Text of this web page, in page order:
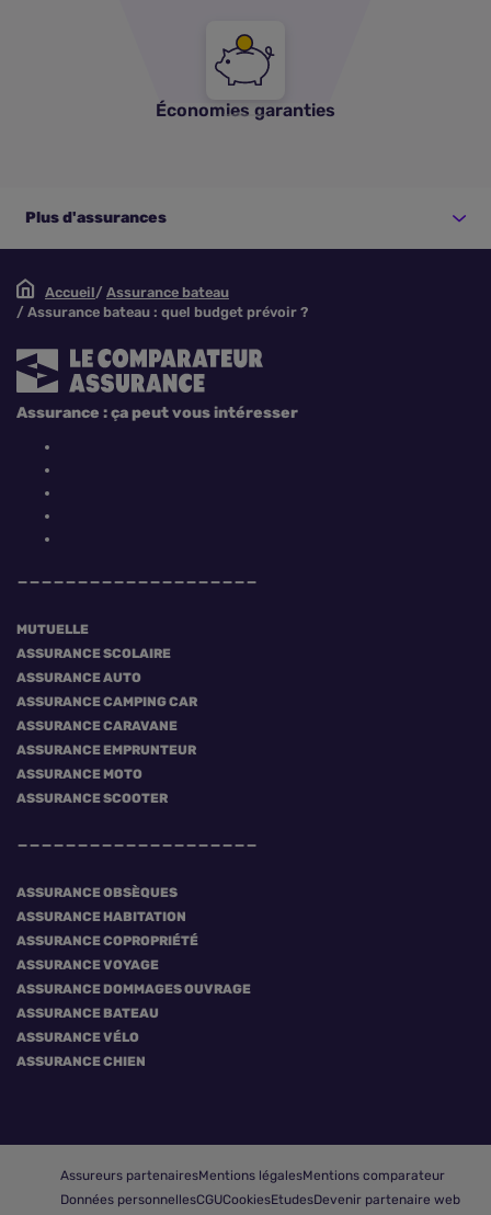
Économies garanties
Plus d'assurances
Accueil
Assurance bateau
Assurance bateau : quel budget prévoir ?
MUTUELLE
ASSURANCE SCOLAIRE
ASSURANCE AUTO
ASSURANCE CAMPING CAR
ASSURANCE CARAVANE
ASSURANCE EMPRUNTEUR
ASSURANCE MOTO
ASSURANCE SCOOTER
ASSURANCE OBSÈQUES
ASSURANCE HABITATION
ASSURANCE COPROPRIÉTÉ
ASSURANCE VOYAGE
ASSURANCE DOMMAGES OUVRAGE
ASSURANCE BATEAU
ASSURANCE VÉLO
ASSURANCE CHIEN
Assurance : ça peut vous intéresser
Assureurs partenairesMentions légalesMentions comparateur
Données personnellesCGUCookiesEtudesDevenir partenaire web